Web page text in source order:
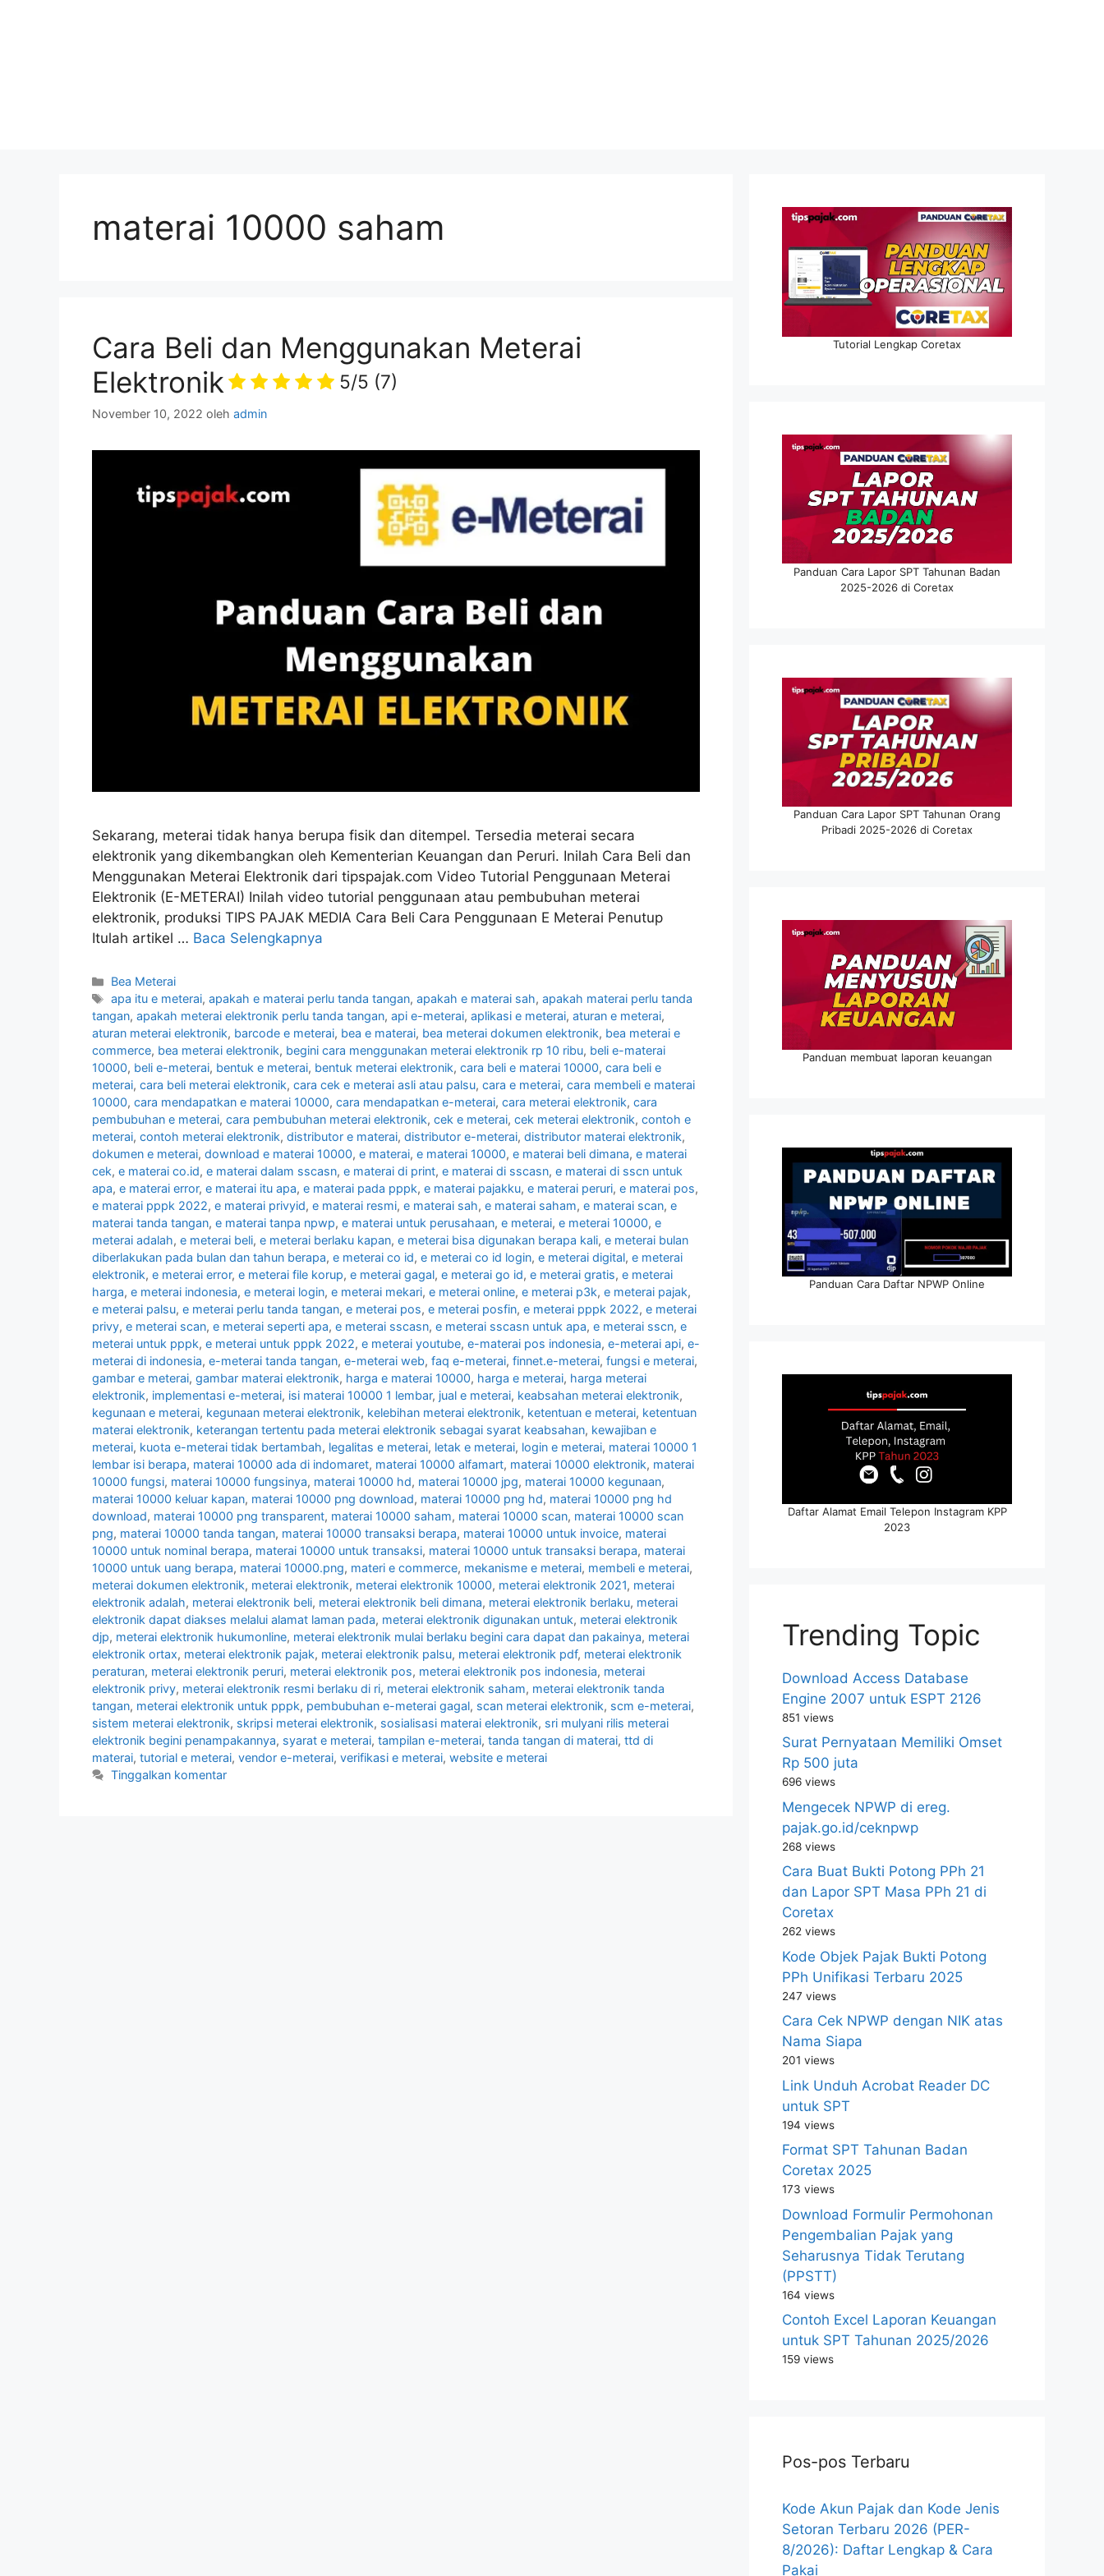
materai 10000 saham
Cara Beli dan Menggunakan Meterai
Elektronik
5/5 (7)
November 10, 2022 oleh admin
Sekarang, meterai tidak hanya berupa fisik dan ditempel. Tersedia meterai secara
elektronik yang dikembangkan oleh Kementerian Keuangan dan Peruri. Inilah Cara Beli dan
Menggunakan Meterai Elektronik dari tipspajak.com Video Tutorial Penggunaan Meterai
Elektronik (E-METERAI) Inilah video tutorial penggunaan atau pembubuhan meterai
elektronik, produksi TIPS PAJAK MEDIA Cara Beli Cara Penggunaan E Meterai Penutup
Itulah artikel … Baca Selengkapnya
Kategori
Bea Meterai
Tag
apa itu e meterai,apakah e materai perlu tanda tangan,apakah e materai sah,apakah materai perlu tanda
tangan, apakah meterai elektronik perlu tanda tangan, api e-meterai, aplikasi e meterai, aturan e meterai,
aturan meterai elektronik, barcode e meterai, bea e materai, bea meterai dokumen elektronik, bea meterai e
commerce, bea meterai elektronik, begini cara menggunakan meterai elektronik rp 10 ribu, beli e-materai
10000, beli e-meterai, bentuk e meterai, bentuk meterai elektronik, cara beli e materai 10000, cara beli e
meterai, cara beli meterai elektronik, cara cek e meterai asli atau palsu, cara e meterai, cara membeli e materai
10000, cara mendapatkan e materai 10000, cara mendapatkan e-meterai, cara meterai elektronik, cara
pembubuhan e meterai, cara pembubuhan meterai elektronik, cek e meterai, cek meterai elektronik, contoh e
meterai, contoh meterai elektronik, distributor e materai, distributor e-meterai, distributor materai elektronik,
dokumen e meterai, download e materai 10000, e materai, e materai 10000, e materai beli dimana, e materai
cek, e materai co.id, e materai dalam sscasn, e materai di print, e materai di sscasn, e materai di sscn untuk
apa, e materai error, e materai itu apa, e materai pada pppk, e materai pajakku, e materai peruri, e materai pos,
e materai pppk 2022, e materai privyid, e materai resmi, e materai sah, e materai saham, e materai scan, e
materai tanda tangan, e materai tanpa npwp, e materai untuk perusahaan, e meterai, e meterai 10000, e
meterai adalah, e meterai beli, e meterai berlaku kapan, e meterai bisa digunakan berapa kali, e meterai bulan
diberlakukan pada bulan dan tahun berapa, e meterai co id, e meterai co id login, e meterai digital, e meterai
elektronik, e meterai error, e meterai file korup, e meterai gagal, e meterai go id, e meterai gratis, e meterai
harga, e meterai indonesia, e meterai login, e meterai mekari, e meterai online, e meterai p3k, e meterai pajak,
e meterai palsu, e meterai perlu tanda tangan, e meterai pos, e meterai posfin, e meterai pppk 2022, e meterai
privy, e meterai scan, e meterai seperti apa, e meterai sscasn, e meterai sscasn untuk apa, e meterai sscn, e
meterai untuk pppk, e meterai untuk pppk 2022, e meterai youtube, e-materai pos indonesia, e-meterai api, e-
meterai di indonesia, e-meterai tanda tangan, e-meterai web, faq e-meterai, finnet.e-meterai, fungsi e meterai,
gambar e meterai, gambar materai elektronik, harga e materai 10000, harga e meterai, harga meterai
elektronik, implementasi e-meterai, isi materai 10000 1 lembar, jual e meterai, keabsahan meterai elektronik,
kegunaan e meterai, kegunaan meterai elektronik, kelebihan meterai elektronik, ketentuan e meterai, ketentuan
materai elektronik, keterangan tertentu pada meterai elektronik sebagai syarat keabsahan, kewajiban e
meterai, kuota e-meterai tidak bertambah, legalitas e meterai, letak e meterai, login e meterai, materai 10000 1
lembar isi berapa, materai 10000 ada di indomaret, materai 10000 alfamart, materai 10000 elektronik, materai
10000 fungsi, materai 10000 fungsinya, materai 10000 hd, materai 10000 jpg, materai 10000 kegunaan,
materai 10000 keluar kapan, materai 10000 png download, materai 10000 png hd, materai 10000 png hd
download, materai 10000 png transparent, materai 10000 saham, materai 10000 scan, materai 10000 scan
png, materai 10000 tanda tangan, materai 10000 transaksi berapa, materai 10000 untuk invoice, materai
10000 untuk nominal berapa, materai 10000 untuk transaksi, materai 10000 untuk transaksi berapa, materai
10000 untuk uang berapa, materai 10000.png, materi e commerce, mekanisme e meterai, membeli e meterai,
meterai dokumen elektronik, meterai elektronik, meterai elektronik 10000, meterai elektronik 2021, meterai
elektronik adalah, meterai elektronik beli, meterai elektronik beli dimana, meterai elektronik berlaku, meterai
elektronik dapat diakses melalui alamat laman pada, meterai elektronik digunakan untuk, meterai elektronik
djp, meterai elektronik hukumonline, meterai elektronik mulai berlaku begini cara dapat dan pakainya, meterai
elektronik ortax, meterai elektronik pajak, meterai elektronik palsu, meterai elektronik pdf, meterai elektronik
peraturan, meterai elektronik peruri, meterai elektronik pos, meterai elektronik pos indonesia, meterai
elektronik privy, meterai elektronik resmi berlaku di ri, meterai elektronik saham, meterai elektronik tanda
tangan, meterai elektronik untuk pppk, pembubuhan e-meterai gagal, scan meterai elektronik, scm e-meterai,
sistem meterai elektronik, skripsi meterai elektronik, sosialisasi materai elektronik, sri mulyani rilis meterai
elektronik begini penampakannya, syarat e meterai, tampilan e-meterai, tanda tangan di materai, ttd di
materai, tutorial e meterai, vendor e-meterai, verifikasi e meterai, website e meterai
Tinggalkan komentar
Tutorial Lengkap Coretax
Panduan Cara Lapor SPT Tahunan Badan
2025-2026 di Coretax
Panduan Cara Lapor SPT Tahunan Orang
Pribadi 2025-2026 di Coretax
Panduan membuat laporan keuangan
Panduan Cara Daftar NPWP Online
Daftar Alamat Email Telepon Instagram KPP
2023
Trending Topic
Download Access Database
Engine 2007 untuk ESPT 2126
851 views
Surat Pernyataan Memiliki Omset
Rp 500 juta
696 views
Mengecek NPWP di ereg.
pajak.go.id/ceknpwp
268 views
Cara Buat Bukti Potong PPh 21
dan Lapor SPT Masa PPh 21 di
Coretax
262 views
Kode Objek Pajak Bukti Potong
PPh Unifikasi Terbaru 2025
247 views
Cara Cek NPWP dengan NIK atas
Nama Siapa
201 views
Link Unduh Acrobat Reader DC
untuk SPT
194 views
Format SPT Tahunan Badan
Coretax 2025
173 views
Download Formulir Permohonan
Pengembalian Pajak yang
Seharusnya Tidak Terutang
(PPSTT)
164 views
Contoh Excel Laporan Keuangan
untuk SPT Tahunan 2025/2026
159 views
Pos-pos Terbaru
Kode Akun Pajak dan Kode Jenis
Setoran Terbaru 2026 (PER-
8/2026): Daftar Lengkap & Cara
Pakai